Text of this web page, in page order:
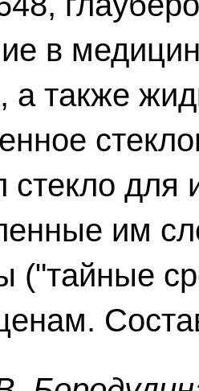
в
а также
для
им
("тайные